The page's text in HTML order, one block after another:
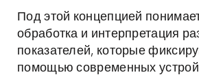
Под этой концепцией
обработка и интерпретация
показателей, которые
помощью современных